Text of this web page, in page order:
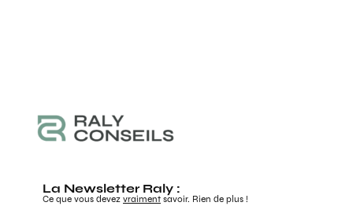
La Newsletter Raly :
Ce que vous devez vraiment savoir. Rien de plus !